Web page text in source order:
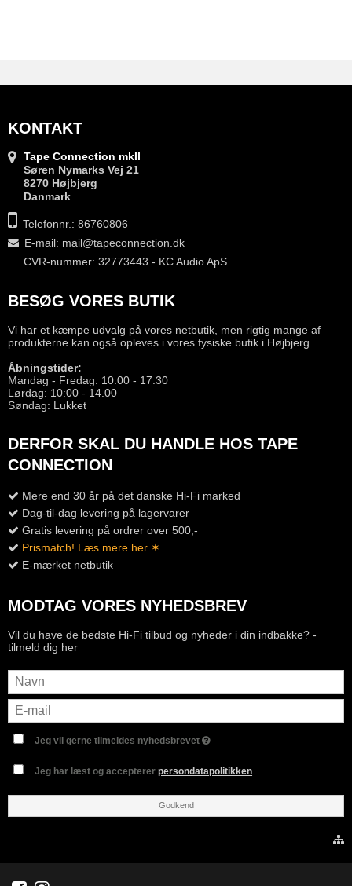
KONTAKT
Tape Connection mkII
Søren Nymarks Vej 21
8270 Højbjerg
Danmark
Telefonnr.: 86760806
E-mail: mail@tapeconnection.dk
CVR-nummer: 32773443 - KC Audio ApS
BESØG VORES BUTIK
Vi har et kæmpe udvalg på vores netbutik, men rigtig mange af
produkterne kan også opleves i vores fysiske butik i Højbjerg.
Åbningstider:
Mandag - Fredag: 10:00 - 17:30
Lørdag: 10:00 - 14.00
Søndag: Lukket
DERFOR SKAL DU HANDLE HOS TAPE
CONNECTION
Mere end 30 år på det danske Hi-Fi marked
Dag-til-dag levering på lagervarer
Gratis levering på ordrer over 500,-
Prismatch! Læs mere her ✶
E-mærket netbutik
MODTAG VORES NYHEDSBREV
Vil du have de bedste Hi-Fi tilbud og nyheder i din indbakke? -
tilmeld dig her
Jeg vil gerne tilmeldes nyhedsbrevet
Jeg har læst og acceptererpersondatapolitikken
Godkend